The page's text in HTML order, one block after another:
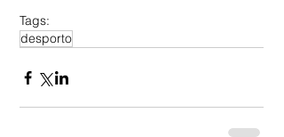
Tags:
desporto